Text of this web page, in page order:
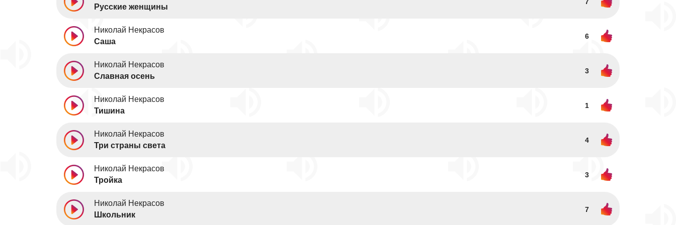
Русские женщины
Николай Некрасов
Саша
6
Николай Некрасов
Славная осень
3
Николай Некрасов
Тишина
1
Николай Некрасов
Три страны света
4
Николай Некрасов
Тройка
3
Николай Некрасов
Школьник
7